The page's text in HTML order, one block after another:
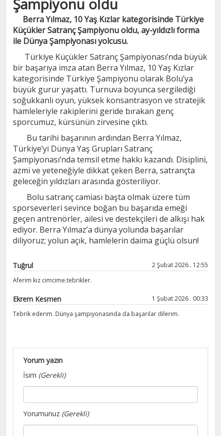
Şampiyonu oldu
Berra Yılmaz, 10 Yaş Kızlar kategorisinde Türkiye
Küçükler Satranç Şampiyonu oldu, ay-yıldızlı forma
ile Dünya Şampiyonası yolcusu.
Türkiye Küçükler Satranç Şampiyonası’nda büyük
bir başarıya imza atan Berra Yılmaz, 10 Yaş Kızlar
kategorisinde Türkiye Şampiyonu olarak Bolu’ya
büyük gurur yaşattı. Turnuva boyunca sergilediği
soğukkanlı oyun, yüksek konsantrasyon ve stratejik
hamleleriyle rakiplerini geride bırakan genç
sporcumuz, kürsünün zirvesine çıktı.
Bu tarihi başarının ardından Berra Yılmaz,
Türkiye’yi Dünya Yaş Grupları Satranç
Şampiyonası’nda temsil etme hakkı kazandı. Disiplini,
azmi ve yeteneğiyle dikkat çeken Berra, satrançta
geleceğin yıldızları arasında gösteriliyor.
Bolu satranç camiası başta olmak üzere tüm
sporseverleri sevince boğan bu başarıda emeği
geçen antrenörler, ailesi ve destekçileri de alkışı hak
ediyor. Berra Yılmaz’a dünya yolunda başarılar
diliyoruz; yolun açık, hamlelerin daima güçlü olsun!
Tuğrul
2 Şubat 2026 . 12:55
Aferim kız cimcime.tebrikler.
Ekrem Kesmen
1 Şubat 2026 . 00:33
Tebrik ederim. Dünya şampiyonasında da başarılar dilerim.
Yorum yazın
İsim (Gerekli)
Yorumunuz (Gerekli)